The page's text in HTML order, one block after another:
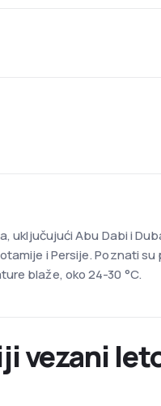
uključujući Abu Dabi i
i Persije. Poznati su
blaže, oko 24-30 °C.
vezani